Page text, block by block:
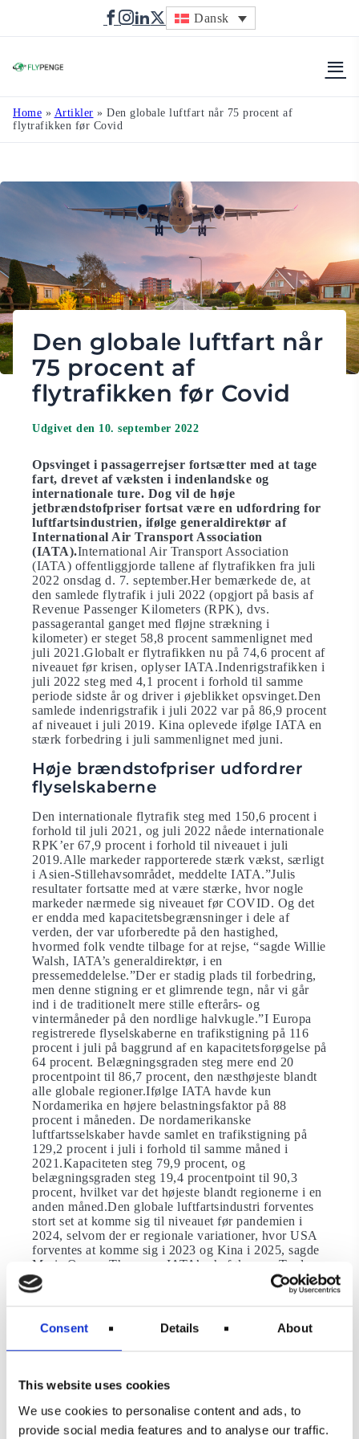
Consent Details About
This website uses cookies
We use cookies to personalise content and ads, to
provide social media features and to analyse our traffic.
Dansk
Home » Artikler » Den globale luftfart når 75 procent af
flytrafikken før Covid
Den globale luftfart når
75 procent af
flytrafikken før Covid
Udgivet den 10. september 2022
Opsvinget i passagerrejser fortsætter med at tage
fart, drevet af væksten i indenlandske og
internationale ture. Dog vil de høje
jetbrændstofpriser fortsat være en udfordring for
luftfartsindustrien, ifølge generaldirektør af
International Air Transport Association
(IATA).International Air Transport Association
(IATA) offentliggjorde tallene af flytrafikken fra juli
2022 onsdag d. 7. september.Her bemærkede de, at
den samlede flytrafik i juli 2022 (opgjort på basis af
Revenue Passenger Kilometers (RPK), dvs.
passagerantal ganget med fløjne strækning i
kilometer) er steget 58,8 procent sammenlignet med
juli 2021.Globalt er flytrafikken nu på 74,6 procent af
niveauet før krisen, oplyser IATA.Indenrigstrafikken i
juli 2022 steg med 4,1 procent i forhold til samme
periode sidste år og driver i øjeblikket opsvinget.Den
samlede indenrigstrafik i juli 2022 var på 86,9 procent
af niveauet i juli 2019. Kina oplevede ifølge IATA en
stærk forbedring i juli sammenlignet med juni.
Høje brændstofpriser udfordrer
flyselskaberne
Den internationale flytrafik steg med 150,6 procent i
forhold til juli 2021, og juli 2022 nåede internationale
RPK’er 67,9 procent i forhold til niveauet i juli
2019.Alle markeder rapporterede stærk vækst, særligt
i Asien-Stillehavsområdet, meddelte IATA.”Julis
resultater fortsatte med at være stærke, hvor nogle
markeder nærmede sig niveauet før COVID. Og det
er endda med kapacitetsbegrænsninger i dele af
verden, der var uforberedte på den hastighed,
hvormed folk vendte tilbage for at rejse, “sagde Willie
Walsh, IATA’s generaldirektør, i en
pressemeddelelse.”Der er stadig plads til forbedring,
men denne stigning er et glimrende tegn, når vi går
ind i de traditionelt mere stille efterårs- og
vintermåneder på den nordlige halvkugle.”I Europa
registrerede flyselskaberne en trafikstigning på 116
procent i juli på baggrund af en kapacitetsforøgelse på
64 procent. Belægningsgraden steg mere end 20
procentpoint til 86,7 procent, den næsthøjeste blandt
alle globale regioner.Ifølge IATA havde kun
Nordamerika en højere belastningsfaktor på 88
procent i måneden. De nordamerikanske
luftfartsselskaber havde samlet en trafikstigning på
129,2 procent i juli i forhold til samme måned i
2021.Kapaciteten steg 79,9 procent, og
belægningsgraden steg 19,4 procentpoint til 90,3
procent, hvilket var det højeste blandt regionerne i en
anden måned.Den globale luftfartsindustri forventes
stort set at komme sig til niveauet før pandemien i
2024, selvom der er regionale variationer, hvor USA
forventes at komme sig i 2023 og Kina i 2025, sagde
Marie Owens Thomsen, IATA’s cheføkonom.Trods
IATA har et positivt syn på branchens fremtid, vil
høje brændstofpriser forblive en udfordring for
flyselskaberne, ifølge Willie Walsh.Walsh forklarer at
priserne på jetbrændstof er stadig meget høje, og de
vil fortsætte med at lægge pres på flyselskabernes
omkostningsbase resten af året.
Frihed til at rejse
I IATA’s øjne fortsætter luftfarten med at komme sig
efter pandemien, efterhånden som folk igen begynder